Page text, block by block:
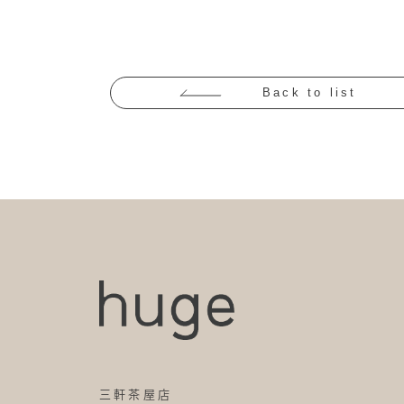
Back to list
三軒茶屋店